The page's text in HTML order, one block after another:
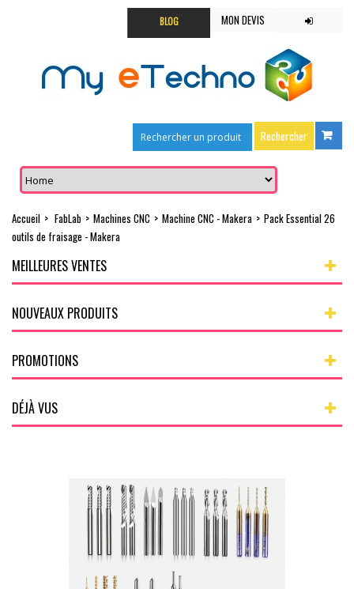
MON DEVIS
BLOG
Accueil > FabLab > Machines CNC > Machine CNC - Makera > Pack Essential 26
outils de fraisage - Makera
MEILLEURES VENTES
NOUVEAUX PRODUITS
PROMOTIONS
DÉJÀ VUS